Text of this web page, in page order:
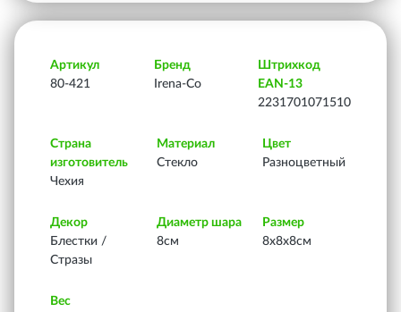
Артикул
80-421
Бренд
Irena-Co
Штрихкод
EAN-13
2231701071510
Страна
изготовитель
Чехия
Материал
Стекло
Цвет
Разноцветный
Декор
Блестки /
Стразы
Диаметр шара
8см
Размер
8х8х8см
Вес